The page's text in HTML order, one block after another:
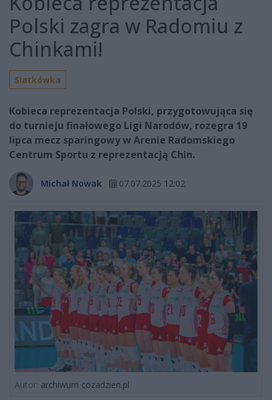
Polski zagra w Radomiu z
Chinkami!
Siatkówka
Kobieca reprezentacja Polski, przygotowująca się
do turnieju finałowego Ligi Narodów, rozegra 19
lipca mecz sparingowy w Arenie Radomskiego
Centrum Sportu z reprezentacją Chin.
Michał Nowak 07.07.2025 12:02
Autor: archiwum cozadzien.pl